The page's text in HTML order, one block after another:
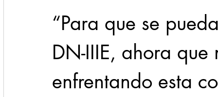
“Para que se
DN-IIIE, ahora
enfrentando esta